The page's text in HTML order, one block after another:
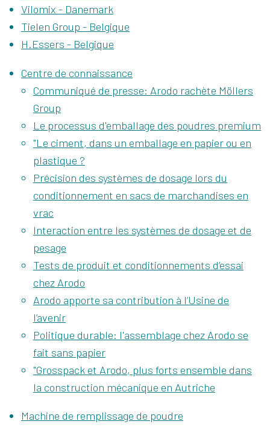
Vilomix - Danemark
Tielen Group - Belgique
H.Essers - Belgique
Centre de connaissance
Communiqué de presse: Arodo rachète Möllers
Group
Le processus d'emballage des poudres premium
"Le ciment, dans un emballage en papier ou en
plastique ?
Précision des systèmes de dosage lors du
conditionnement en sacs de marchandises en
vrac
Interaction entre les systèmes de dosage et de
pesage
Tests de produit et conditionnements d’essai
chez Arodo
Arodo apporte sa contribution à l’Usine de
l’avenir
Politique durable: l'assemblage chez Arodo se
fait sans papier
"Grosspack et Arodo, plus forts ensemble dans
la construction mécanique en Autriche
Machine de remplissage de poudre